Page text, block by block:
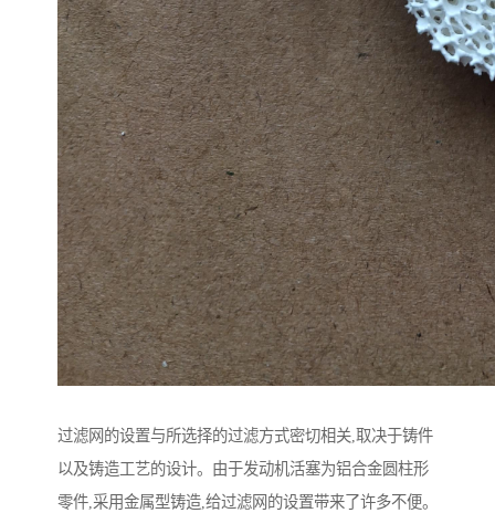
过滤网的设置与所选择的过滤方式密切相关,取决于铸件
以及铸造工艺的设计。由于发动机活塞为铝合金圆柱形
零件,采用金属型铸造,给过滤网的设置带来了许多不便。